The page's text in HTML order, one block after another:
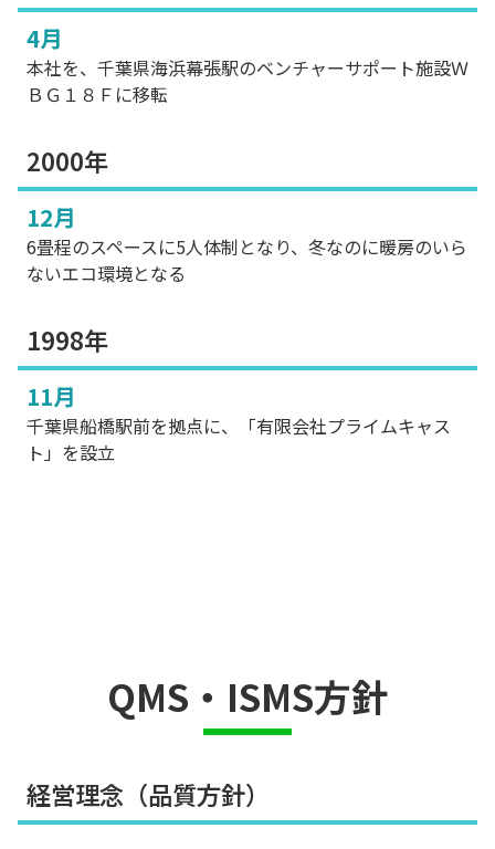
4月
本社を、千葉県海浜幕張駅のベンチャーサポート施設Ｗ
ＢＧ１８Ｆに移転
2000年
12月
6畳程のスペースに5人体制となり、冬なのに暖房のいら
ないエコ環境となる
1998年
11月
千葉県船橋駅前を拠点に、「有限会社プライムキャス
ト」を設立
QMS・ISMS方針
経営理念（品質方針）